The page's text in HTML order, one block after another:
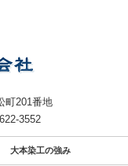
町201番地
3552
大本染工の強み